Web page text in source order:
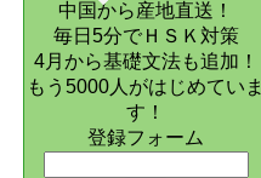
中国から産地直送！
毎日5分でＨＳＫ対策
4月から基礎文法も追加！
もう5000人がはじめていま
す！
登録フォーム